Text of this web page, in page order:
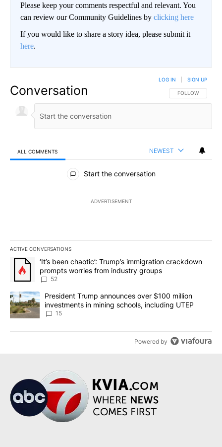
Please keep your comments respectful and relevant. You
can review our Community Guidelines by clicking here
If you would like to share a story idea, please submit it
here.
Conversation FOLLOW THIS
FOLLOW
LOG IN SIGN UP
ALL COMMENTS NEWEST
All Comments
Start the conversation
ADVERTISEMENT
ACTIVE CONVERSATIONS
The following is a list of the most commented articles in the last
A trending article titled "‘It’s been chaotic’: Trump’s
‘It’s been chaotic’: Trump’s immigration crackdown
prompts worries from industry groups
52
A trending article titled "President Trump announces over $100
President Trump announces over $100 million
investments in mining schools, including UTEP
15
Powered by